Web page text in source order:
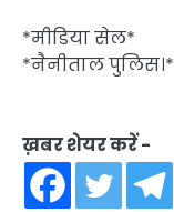
*मीडिया सेल*
*नैनीताल पुलिस।*
ख़बर शेयर करें -